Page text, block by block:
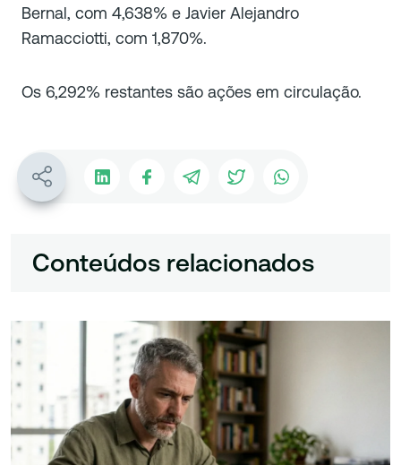
Bernal, com 4,638% e Javier Alejandro
Ramacciotti, com 1,870%.
Os 6,292% restantes são ações em circulação.
Conteúdos relacionados